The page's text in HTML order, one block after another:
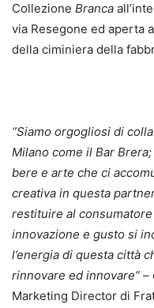
Collezione Branca
via Resegone ed aperta
della ciminiera della
“Siamo orgogliosi di
Milano come il Bar
bere e arte che ci
creativa in questa
restituire al
innovazione e gusto si
l’energia di questa città
rinnovare ed innovare” –
Marketing Director di